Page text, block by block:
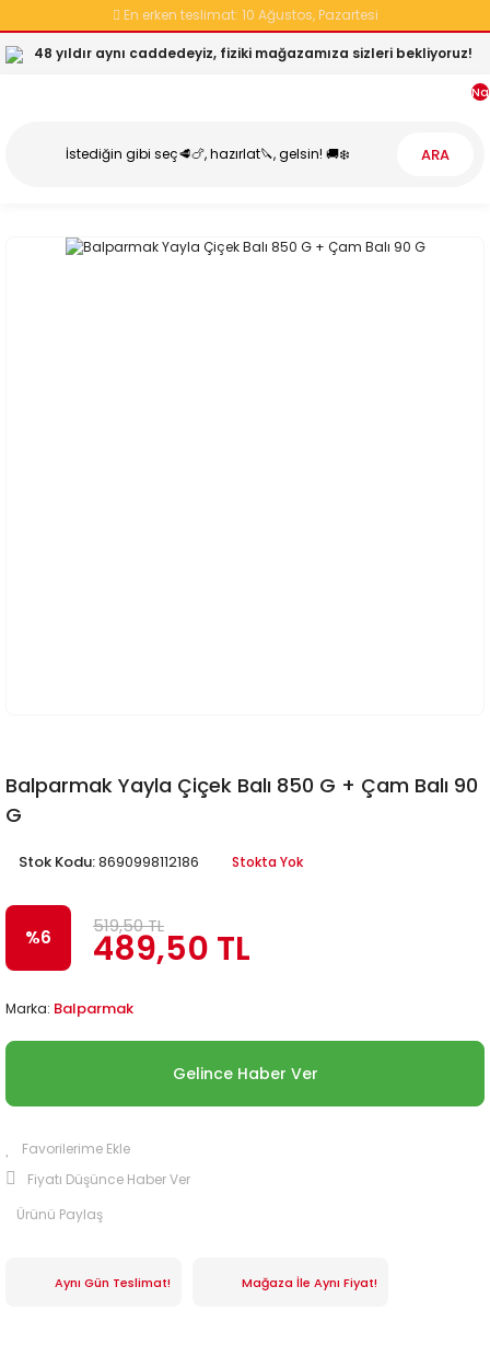
En erken teslimat: 10 Ağustos, Pazartesi
48 yıldır aynı caddedeyiz, fiziki mağazamıza sizleri bekliyoruz!
ARA
Balparmak Yayla Çiçek Balı 850 G + Çam Balı 90
G
Stok Kodu:8690998112186 Stokta Yok
%6
519,50 TL
489,50 TL
Marka: Balparmak
Gelince Haber Ver
Fiyatı Düşünce Haber Ver
Ürünü Paylaş
Aynı Gün Teslimat! Mağaza İle Aynı Fiyat!